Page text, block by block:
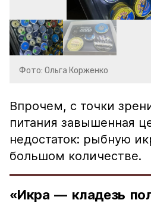
Фото: Ольга Корженко
Впрочем, с точки
питания завышенная
недостаток: рыбную
большом количестве.
«Икра — кладезь